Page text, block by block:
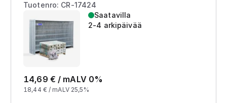
Tuotenro: CR-17424
Saatavilla
2-4 arkipäivää
14,69 € / mALV 0%
18,44 € / mALV 25,5%